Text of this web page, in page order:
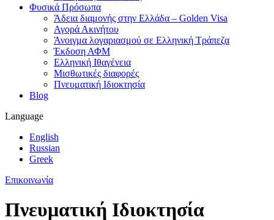
Φυσικά Πρόσωπα
Άδεια διαμονής στην Ελλάδα – Golden Visa
Αγορά Ακινήτου
Άνοιγμα λογαριασμού σε Ελληνική Τράπεζα
Έκδοση ΑΦΜ
Ελληνική Ιθαγένεια
Μισθωτικές διαφορές
Πνευματική Ιδιοκτησία
Blog
Language
English
Russian
Greek
Επικοινωνία
Πνευματική Ιδιοκτησία